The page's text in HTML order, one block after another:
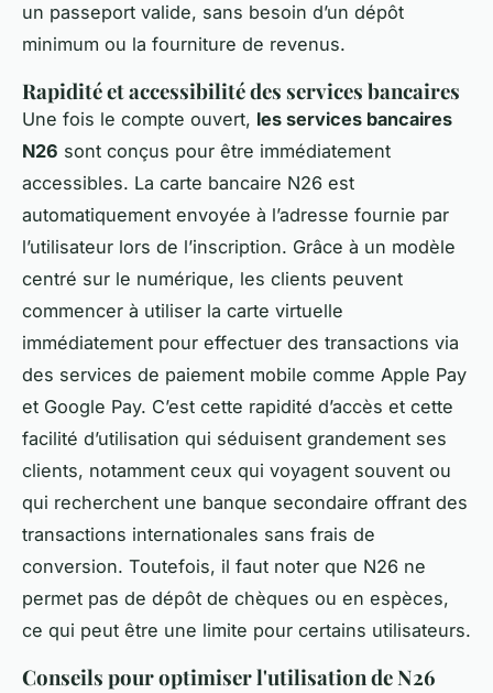
un passeport valide, sans besoin d’un dépôt
minimum ou la fourniture de revenus.
Rapidité et accessibilité des services bancaires
Une fois le compte ouvert, les services bancaires
N26 sont conçus pour être immédiatement
accessibles. La carte bancaire N26 est
automatiquement envoyée à l’adresse fournie par
l’utilisateur lors de l’inscription. Grâce à un modèle
centré sur le numérique, les clients peuvent
commencer à utiliser la carte virtuelle
immédiatement pour effectuer des transactions via
des services de paiement mobile comme Apple Pay
et Google Pay. C’est cette rapidité d’accès et cette
facilité d’utilisation qui séduisent grandement ses
clients, notamment ceux qui voyagent souvent ou
qui recherchent une banque secondaire offrant des
transactions internationales sans frais de
conversion. Toutefois, il faut noter que N26 ne
permet pas de dépôt de chèques ou en espèces,
ce qui peut être une limite pour certains utilisateurs.
Conseils pour optimiser l'utilisation de N26